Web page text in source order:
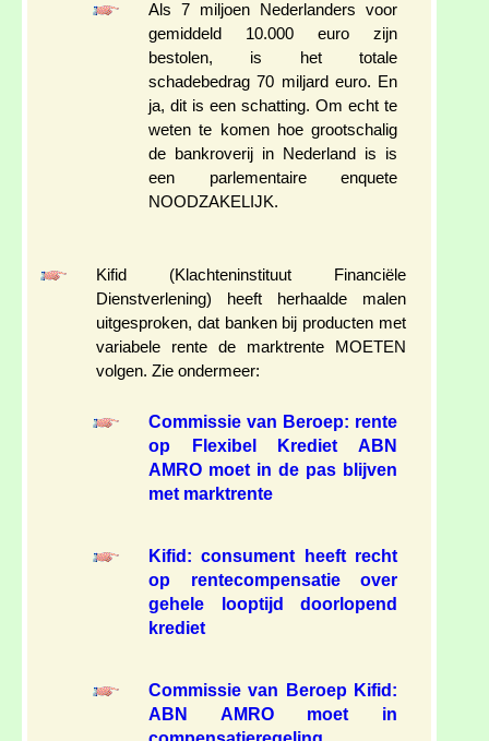
Als 7 miljoen Nederlanders voor
gemiddeld 10.000 euro zijn
bestolen, is het totale
schadebedrag 70 miljard euro. En
ja, dit is een schatting. Om echt te
weten te komen hoe grootschalig
de bankroverij in Nederland is is
een parlementaire enquete
NOODZAKELIJK.
Kifid (Klachteninstituut Financiële
Dienstverlening) heeft herhaalde malen
uitgesproken, dat banken bij producten met
variabele rente de marktrente MOETEN
volgen. Zie ondermeer:
Commissie van Beroep: rente
op Flexibel Krediet ABN
AMRO moet in de pas blijven
met marktrente
Kifid: consument heeft recht
op rentecompensatie over
gehele looptijd doorlopend
krediet
Commissie van Beroep Kifid:
ABN AMRO moet in